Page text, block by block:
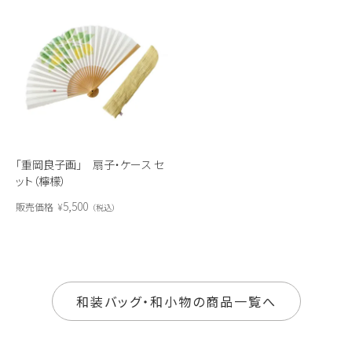
「重岡良子画」 扇子・ケース セ
ット（檸檬）
販売価格 ¥5,500 税込
和装バッグ・和小物の商品一覧へ